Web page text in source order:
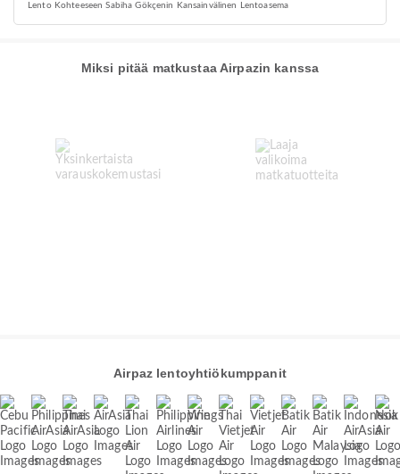
Lento Kohteeseen Sabiha Gökçenin Kansainvälinen Lentoasema
Miksi pitää matkustaa Airpazin kanssa
Airpaz lentoyhtiökumppanit